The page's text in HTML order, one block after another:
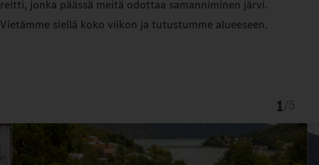
reitti, jonka päässä meitä odottaa samanniminen järvi.
Vietämme siellä koko viikon ja tutustumme alueeseen.
1